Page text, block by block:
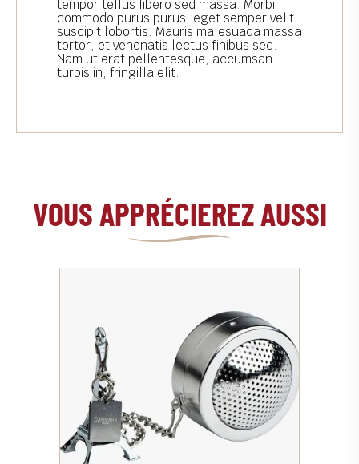
tempor tellus libero sed massa. Morbi
commodo purus purus, eget semper velit
suscipit lobortis. Mauris malesuada massa
tortor, et venenatis lectus finibus sed.
Nam ut erat pellentesque, accumsan
turpis in, fringilla elit.
VOUS APPRÉCIEREZ AUSSI